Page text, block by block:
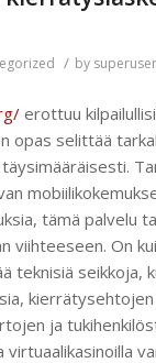
/ by
erottuu
opas selittää
tämä palvelu
viihteeseen. On
teknisiä seikkoja,
kierrätysehtojen
ja